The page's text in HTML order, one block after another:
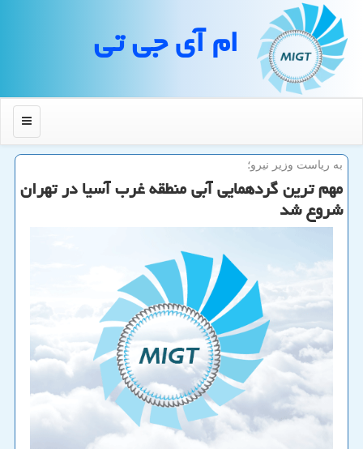
ام آی جی تی
منو
به ریاست وزیر نیرو؛
مهم ترین گردهمایی آبی منطقه غرب آسیا در تهران
شروع شد